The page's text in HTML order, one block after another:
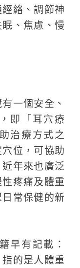
絡、調節神
、焦慮、慢
一個安全、
即「耳穴療
治療方式之
位，可協助
年來也廣泛
疼痛及體重
常保健的新
早有記載：
指的是人體重